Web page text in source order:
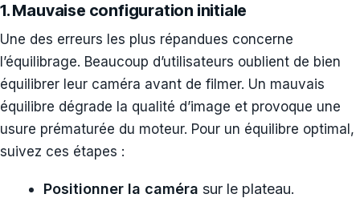
1. Mauvaise configuration initiale
Une des erreurs les plus répandues concerne
l’équilibrage. Beaucoup d’utilisateurs oublient de bien
équilibrer leur caméra avant de filmer. Un mauvais
équilibre dégrade la qualité d’image et provoque une
usure prématurée du moteur. Pour un équilibre optimal,
suivez ces étapes :
Positionner la caméra sur le plateau.